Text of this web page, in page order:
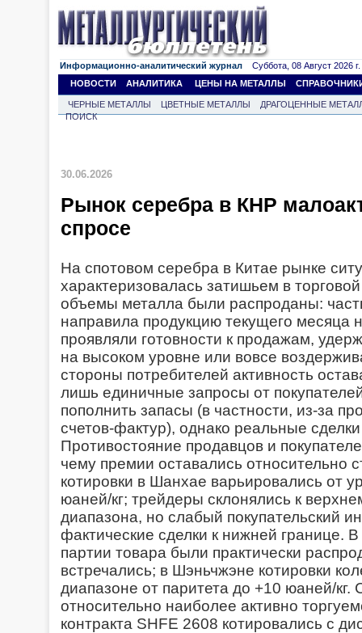
Информационно-аналитический журнал Суббота, 08 Август 2026 г.
НОВОСТИ
АНАЛИТИКА ЦЕНЫ НА МЕТАЛЛЫ
ЧЕРНЫЕ МЕТАЛЛЫ ЦВЕТНЫЕ МЕТАЛЛЫ
ДРАГОЦЕННЫЕ
ПОИСК
30.06.2026
Рынок серебра в КНР
спросе
На спотовом серебра в Китае рынке
характеризовалась затишьем в
объемы металла были распроданы:
направила продукцию текущего месяца
проявляли готовности к продажам,
на высоком уровне или вовсе
стороны потребителей активность
лишь единичные запросы от
пополнить запасы (в частности, из-за
счетов-фактур), однако реальные
Противостояние продавцов и
чему премии оставались относительно
котировки в Шанхае варьировались от
юаней/кг; трейдеры склонялись к
диапазона, но слабый покупательский
фактические сделки к нижней границе.
партии товара были практически
встречались; в Шэньчжэне котировки
диапазоне от паритета до +10 юаней/кг.
относительно наиболее активно
контракта SHFE 2608 котировались с